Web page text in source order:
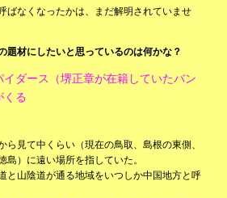
ばなくなったかは、まだ解明されていませ
題材にしたいと思っているのは何かな？
ダース（堺正章が在籍していたバン
くる
ら見て中くらい（現在の鳥取、島根の東側、
島）に遠い場所を指していた。
と山陰道が通る地域をいつしか中国地方と呼